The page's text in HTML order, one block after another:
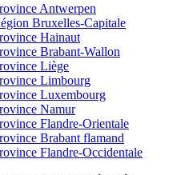
Antwerpen
Bruxelles-Capitale
Hainaut
Brabant-Wallon
Liège
Limbourg
Luxembourg
Namur
Flandre-Orientale
Brabant flamand
Flandre-Occidentale